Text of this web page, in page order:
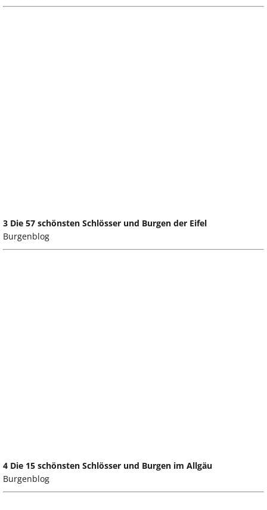
3 Die 57 schönsten Schlösser und Burgen der Eifel
Burgenblog
4 Die 15 schönsten Schlösser und Burgen im Allgäu
Burgenblog